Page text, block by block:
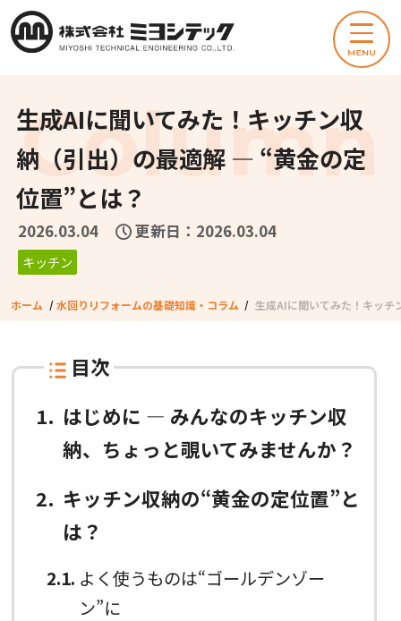
生成AIに聞いてみた！キッチン収
納（引出）の最適解 ― “黄金の定
位置”とは？
2026.03.04 更新日：2026.03.04
キッチン
ホーム /水回りリフォームの基礎知識・コラム / 生成AIに聞いてみた！キッ
目次
1
はじめに ― みんなのキッチン収
納、ちょっと覗いてみませんか？
2
キッチン収納の“黄金の定位置”と
は？
2.1 よく使うものは“ゴールデンゾー
ン”に